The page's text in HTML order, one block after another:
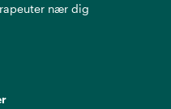
nær dig